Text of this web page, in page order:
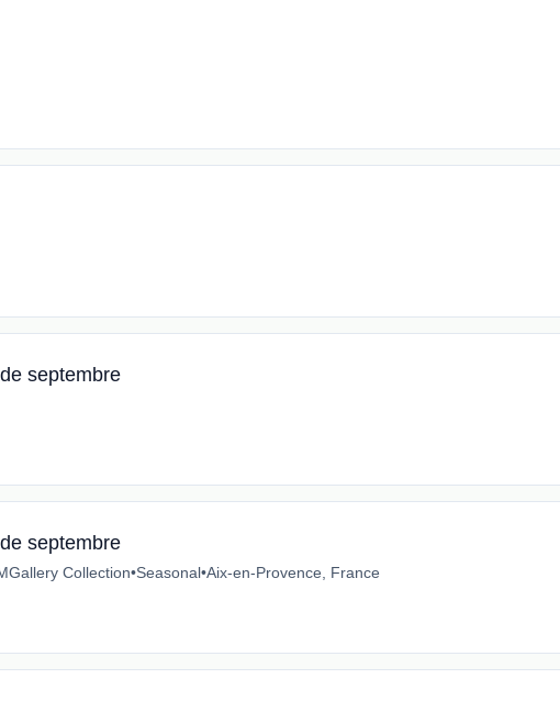
septembre
septembre
Collection•Seasonal•Aix-en-Provence, France